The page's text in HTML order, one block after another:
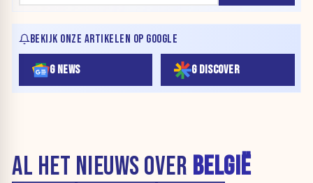
BEKIJK ONZE ARTIKELEN OP GOOGLE
G NEWS G DISCOVER
AL HET NIEUWS OVER BELGIË